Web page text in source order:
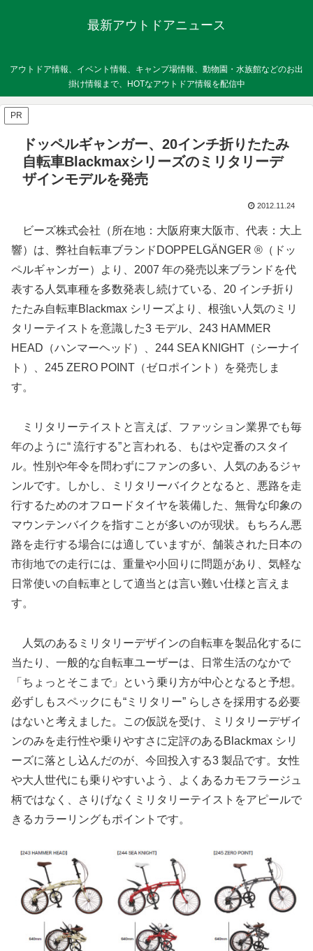
最新アウトドアニュース
アウトドア情報、イベント情報、キャンプ場情報、動物園・水族館などのお出
掛け情報まで、HOTなアウトドア情報を配信中
PR
ドッペルギャンガー、20インチ折りたたみ
自転車Blackmaxシリーズのミリタリーデ
ザインモデルを発売
2012.11.24
ビーズ株式会社（所在地：大阪府東大阪市、代表：大上
響）は、弊社自転車ブランドDOPPELGÄNGER ®（ドッ
ペルギャンガー）より、2007 年の発売以来ブランドを代
表する人気車種を多数発表し続けている、20 インチ折り
たたみ自転車Blackmax シリーズより、根強い人気のミリ
タリーテイストを意識した3 モデル、243 HAMMER
HEAD（ハンマーヘッド）、244 SEA KNIGHT（シーナイ
ト）、245 ZERO POINT（ゼロポイント）を発売しま
す。
ミリタリーテイストと言えば、ファッション業界でも毎
年のように“ 流行する”と言われる、もはや定番のスタイ
ル。性別や年令を問わずにファンの多い、人気のあるジャ
ンルです。しかし、ミリタリーバイクとなると、悪路を走
行するためのオフロードタイヤを装備した、無骨な印象の
マウンテンバイクを指すことが多いのが現状。もちろん悪
路を走行する場合には適していますが、舗装された日本の
市街地での走行には、重量や小回りに問題があり、気軽な
日常使いの自転車として適当とは言い難い仕様と言えま
す。
人気のあるミリタリーデザインの自転車を製品化するに
当たり、一般的な自転車ユーザーは、日常生活のなかで
「ちょっとそこまで」という乗り方が中心となると予想。
必ずしもスペックにも“ミリタリー” らしさを採用する必要
はないと考えました。この仮説を受け、ミリタリーデザイ
ンのみを走行性や乗りやすさに定評のあるBlackmax シリ
ーズに落とし込んだのが、今回投入する3 製品です。女性
や大人世代にも乗りやすいよう、よくあるカモフラージュ
柄ではなく、さりげなくミリタリーテイストをアピールで
きるカラーリングもポイントです。